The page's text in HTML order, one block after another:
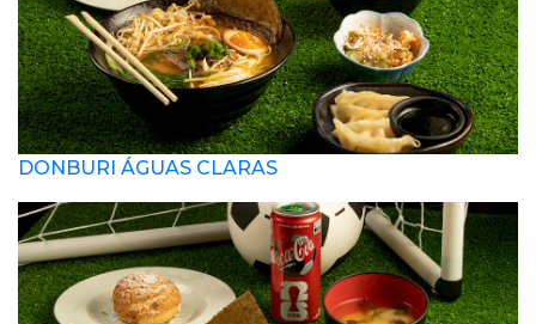
DONBURI ÁGUAS CLARAS